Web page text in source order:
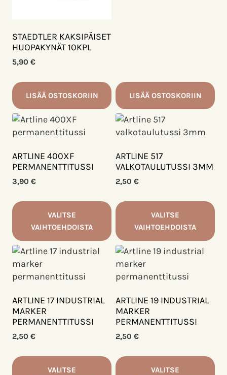
STAEDTLER KAKSIPÄISET
HUOPAKYNÄT 10KPL
5,90 €
LISÄÄ OSTOSKORIIN LISÄÄ OSTOSKORIIN
ARTLINE 400XF
PERMANENTTITUSSI
3,90 €
VALITSE
VAIHTOEHDOISTA
Tällä
tuotteella
useampi
muunnelma.
Voit
tehdä
valinnat
sivulla.
ARTLINE 517
VALKOTAULUTUSSI 3MM
2,50 €
VALITSE
VAIHTOEHDOISTA
Tällä
tuotteella
useampi
muunnelma.
Voit
tehdä
valinnat
sivulla.
ARTLINE 17 INDUSTRIAL
MARKER
PERMANENTTITUSSI
2,50 €
VALITSE
ARTLINE 19 INDUSTRIAL
MARKER
PERMANENTTITUSSI
2,50 €
VALITSE